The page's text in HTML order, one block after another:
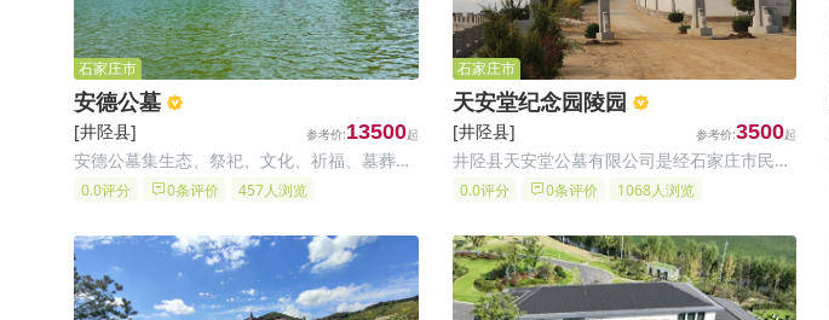
石家庄市
安德公墓
[井陉县] 13500
安德公墓集生态、祭祀、文化、祈福、墓葬等
功能为一体，主要建设内容及规模：墓区面积
建筑面积2219.06㎡。石家庄公墓墓地项目依
循地脉走势，将地
0.0评分 0条评价 457人浏览
石家庄市
天安堂纪念园陵园
[井陉县] 3500
井陉县天安堂公墓有限公司是经石家庄市民政
厅批准，由井陉县天安堂公墓有限公司兴建的
念园陵园坐落于距石家庄市17公里处石家庄动
物园西南方，大寨山脚下的坐北朝南向阳楼
0.0评分 0条评价 1068人浏览